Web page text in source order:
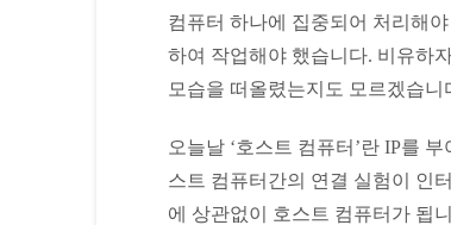
컴퓨터 하나에 집중되어 처리해
하여 작업해야 했습니다. 비유하
모습을 떠올렸는지도 모르겠습니
오늘날 ‘호스트 컴퓨터’란 IP를
스트 컴퓨터간의 연결 실험이 인
에 상관없이 호스트 컴퓨터가 됩